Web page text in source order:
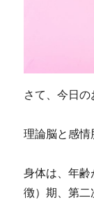
さて、今日の
理論脳と感情
身体は、年
徴）期、第